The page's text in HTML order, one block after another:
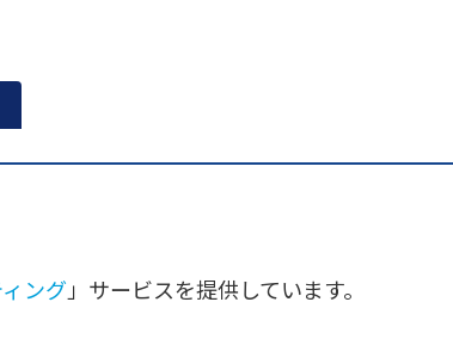
ング 」サービスを提供しています。